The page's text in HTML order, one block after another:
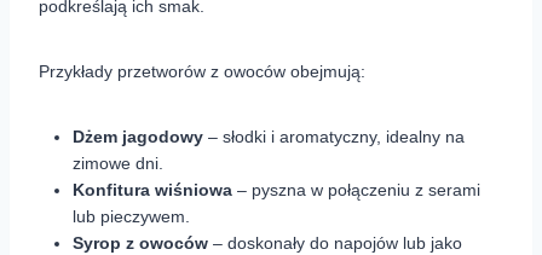
podkreślają ich smak.
Przykłady przetworów z owoców obejmują:
Dżem jagodowy – słodki i aromatyczny, idealny na
zimowe dni.
Konfitura wiśniowa – pyszna w połączeniu z serami
lub pieczywem.
Syrop z owoców – doskonały do napojów lub jako